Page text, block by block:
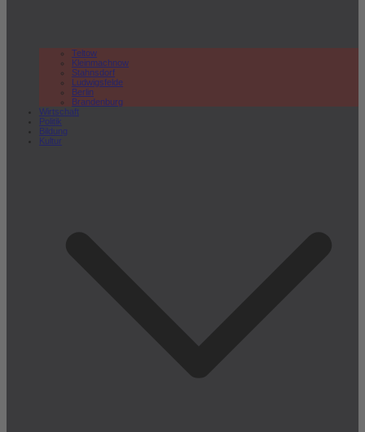
Teltow
Kleinmachnow
Stahnsdorf
Ludwigsfelde
Berlin
Brandenburg
Wirtschaft
Politik
Bildung
Kultur